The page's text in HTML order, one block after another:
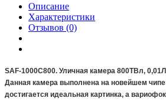
Описание
Характеристики
Отзывов (0)
SAF-1000C800. Уличная камера 800ТВл,
Данная камера выполнена на новейшем чипе
достигается идеальная картинка, а